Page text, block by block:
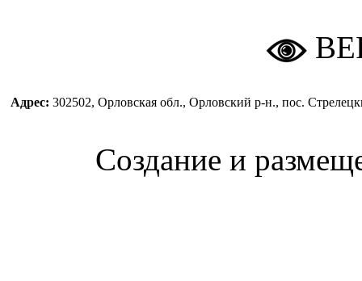
Адрес: 302502, Орловская обл., Орловский р-н., пос.
Создание и